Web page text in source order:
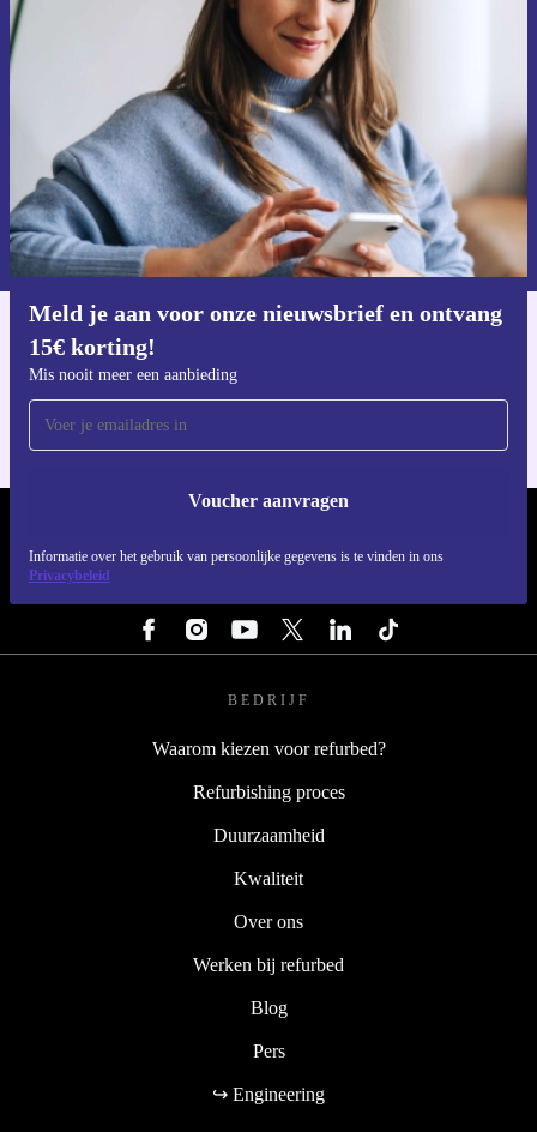
Meld je aan voor onze nieuwsbrief en ontvang
15€ korting!
Mis nooit meer een aanbieding
Voucher aanvragen
Informatie over het gebruik van persoonlijke gegevens is te vinden in ons
Privacybeleid
ontvang €15 korting!
Mis nooit meer een aanbieding.
Voucher aanvragen
Informatie over het gebruik van persoonsgegevens vind je in ons
privacybeleid.
Voor iOS en Android
BEDRIJF
Waarom kiezen voor refurbed?
Refurbishing proces
Duurzaamheid
Kwaliteit
Over ons
Werken bij refurbed
Blog
Pers
↪ Engineering